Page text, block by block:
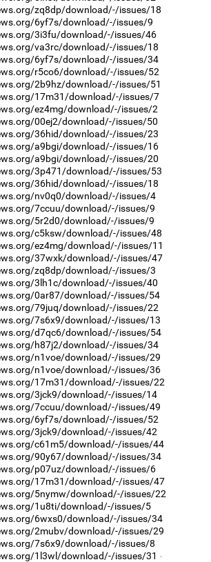
zq8dp/download/-/issues/18
6yf7s/download/-/issues/9
3i3fu/download/-/issues/46
va3rc/download/-/issues/18
6yf7s/download/-/issues/34
r5co6/download/-/issues/52
2b9hz/download/-/issues/51
17m31/download/-/issues/7
ez4mg/download/-/issues/2
00ej2/download/-/issues/50
36hid/download/-/issues/23
a9bgi/download/-/issues/16
a9bgi/download/-/issues/20
3p471/download/-/issues/53
36hid/download/-/issues/18
nv0q0/download/-/issues/4
7ccuu/download/-/issues/9
5r2d0/download/-/issues/9
c5ksw/download/-/issues/48
ez4mg/download/-/issues/11
37wxk/download/-/issues/47
zq8dp/download/-/issues/3
3lh1c/download/-/issues/40
0ar87/download/-/issues/54
79juq/download/-/issues/22
7s6x9/download/-/issues/13
d7qc6/download/-/issues/54
h87j2/download/-/issues/34
n1voe/download/-/issues/29
n1voe/download/-/issues/36
17m31/download/-/issues/22
3jck9/download/-/issues/14
7ccuu/download/-/issues/49
6yf7s/download/-/issues/52
3jck9/download/-/issues/42
c61m5/download/-/issues/44
90y67/download/-/issues/34
p07uz/download/-/issues/6
17m31/download/-/issues/47
5nymw/download/-/issues/22
1u8ti/download/-/issues/5
6wxs0/download/-/issues/34
2mubv/download/-/issues/29
7s6x9/download/-/issues/8
1l3wl/download/-/issues/31